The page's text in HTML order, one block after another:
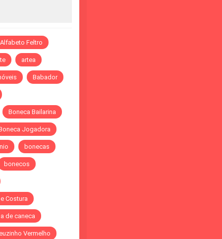
Alfabeto Feltro
artea
Babador
Boneca Bailarina
Jogadora
bonecas
bonecos
Costura
de caneca
Vermelho